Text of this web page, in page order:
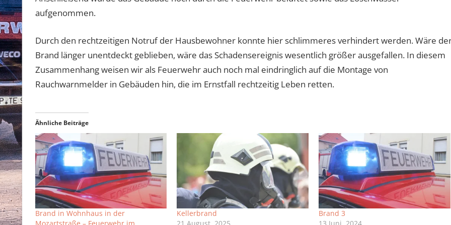
aufgenommen.
Durch den rechtzeitigen Notruf der Hausbewohner konnte hier schlimmeres verhindert werden. Wäre
Brand länger unentdeckt geblieben, wäre das Schadensereignis wesentlich größer ausgefallen. In diesem
Zusammenhang weisen wir als Feuerwehr auch noch mal eindringlich auf die Montage von
Rauchwarnmelder in Gebäuden hin, die im Ernstfall rechtzeitig Leben retten.
Ähnliche Beiträge
Brand in Wohnhaus in der
Kellerbrand
Brand 3